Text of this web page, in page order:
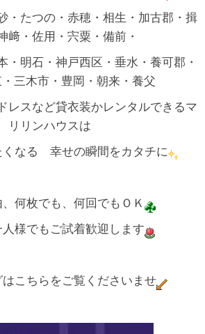
・たつの・赤穂・相生・加古郡・揖
﨑・佐用・宍粟・備前・
・明石・神戸西区・垂水・養可郡・
三木市・豊岡・朝来・養父
レスなど貸衣装かレンタルできるマ
リリンハウスは
くなる 幸せの瞬間をカタチに
何枚でも、何回でもＯＫ
様でもご試着歓迎します
こちらをご覧くださいませ